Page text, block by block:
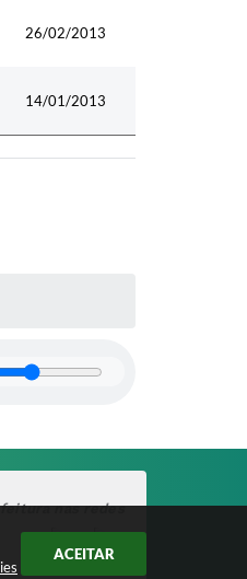
ACEITAR
26/02/2013
14/01/2013
nas redes